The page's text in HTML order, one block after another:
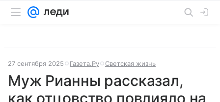
27 сентября 2025 Газета.Ру Светская жизнь
Муж Рианны рассказал,
как отцовство повлияло на